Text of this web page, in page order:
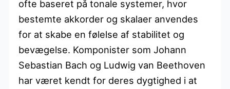
ofte baseret på tonale systemer, hvor
bestemte akkorder og skalaer anvendes
for at skabe en følelse af stabilitet og
bevægelse. Komponister som Johann
Sebastian Bach og Ludwig van Beethoven
har været kendt for deres dygtighed i at